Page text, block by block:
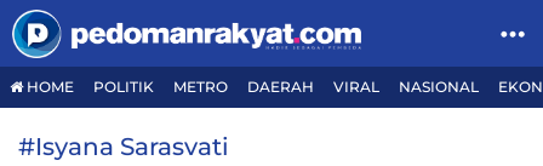
HOME POLITIK METRO DAERAH VIRAL NASIONAL
#Isyana Sarasvati